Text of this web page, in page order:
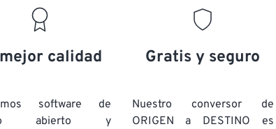
calidad
software de
abierto y
Gratis y seguro
Nuestro conversor de
ORIGEN a DESTINO es